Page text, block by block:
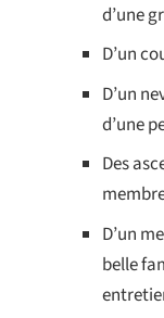
d’une
D’un
D’un
d’une
Des
D’un
belle